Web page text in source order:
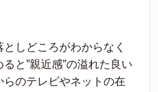
しどころがわからなく
と”親近感”の溢れた良い
のテレビやネットの在